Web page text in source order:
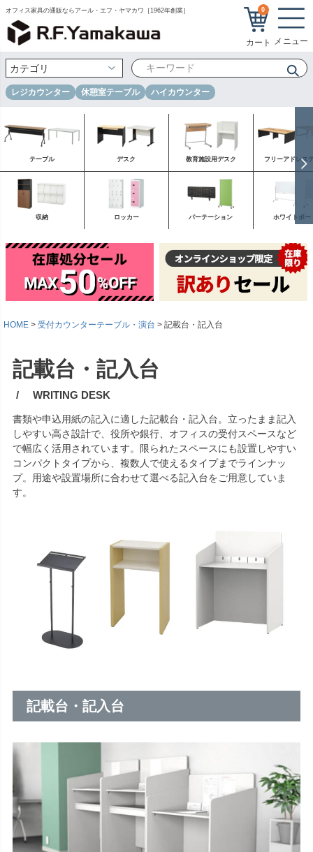
オフィス家具の通販ならアール・エフ・ヤマカワ［1962年創業］ 0
レジカウンター 休憩室テーブル ハイカウンター
テーブル デスク 教育施設用デスク フリーアドレス
収納 ロッカー パーテーション ホワイトボー
HOME 受付カウンターテーブル・演台 記載台・記入台
記載台・記入台
WRITING DESK
書類や申込用紙の記入に適した記載台・記入台。立ったまま記入
しやすい高さ設計で、役所や銀行、オフィスの受付スペースなど
で幅広く活用されています。限られたスペースにも設置しやすい
コンパクトタイプから、複数人で使えるタイプまでラインナッ
プ。用途や設置場所に合わせて選べる記入台をご用意していま
す。
記載台・記入台